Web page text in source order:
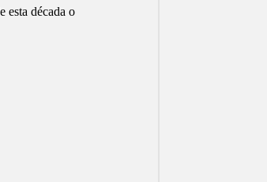
esta década o